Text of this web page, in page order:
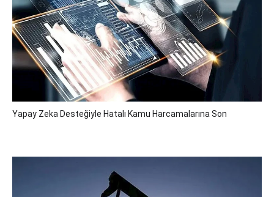
Yapay Zeka Desteğiyle Hatalı Kamu Harcamalarına Son